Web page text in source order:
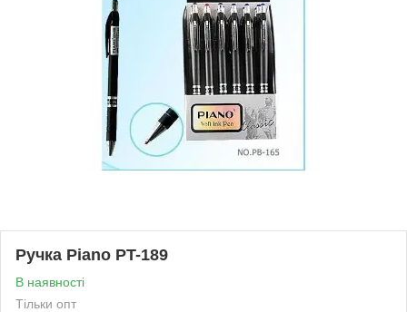
Ручка Piano PT-189
В наявності
Тільки опт